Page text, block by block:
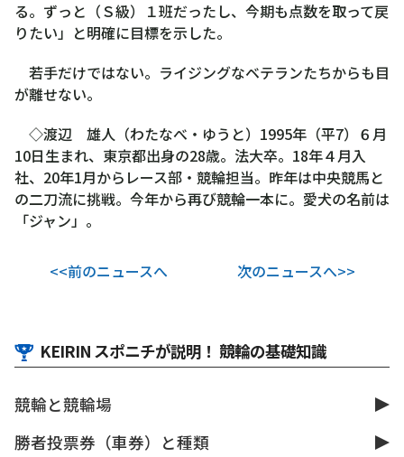
る。ずっと（Ｓ級）１班だったし、今期も点数を取って戻
りたい」と明確に目標を示した。
若手だけではない。ライジングなベテランたちからも目
が離せない。
◇渡辺 雄人（わたなべ・ゆうと）1995年（平7）６月
10日生まれ、東京都出身の28歳。法大卒。18年４月入
社、20年1月からレース部・競輪担当。昨年は中央競馬と
の二刀流に挑戦。今年から再び競輪一本に。愛犬の名前は
「ジャン」。
<<前のニュースへ 次のニュースへ>>
KEIRIN スポニチが説明！ 競輪の基礎知識
競輪と競輪場
勝者投票券（車券）と種類